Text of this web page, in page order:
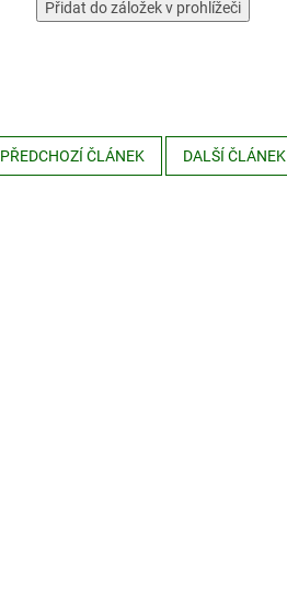
Přidat do záložek v prohlížeči
PŘEDCHOZÍ ČLÁNEK DALŠÍ ČLÁNEK